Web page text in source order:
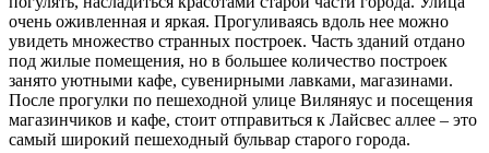
очень оживленная и яркая. Прогуливаясь вдоль нее можно
увидеть множество странных построек. Часть зданий отдано
под жилые помещения, но в большее количество построек
занято уютными кафе, сувенирными лавками, магазинами.
После прогулки по пешеходной улице Виляняус и посещения
магазинчиков и кафе, стоит отправиться к Лайсвес аллее – это
самый широкий пешеходный бульвар старого города.